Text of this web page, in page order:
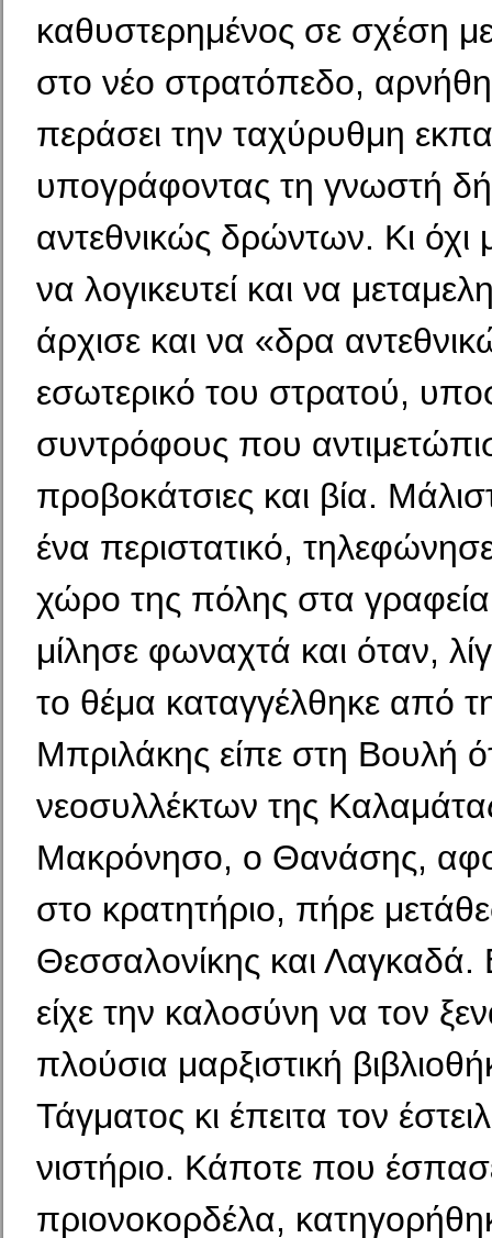
καθυστε­ρημένος σε σχέση
στο νέο στρατόπεδο,
περάσει την ταχύρυθμη
υπογράφοντας τη γνωστή
αντεθνικώς δρώντων. Κι όχι
να λογικευτεί και να
άρχισε και να «δρα
εσωτερικό του στρατού,
συντρόφους που
προβοκάτσιες και βία.
ένα περιστατικό,
χώρο της πόλης στα
μίλησε φωναχτά και όταν,
το θέμα καταγγέλθηκε από
Μπριλάκης είπε στη Βουλή
νεοσυλλέκτων της
Μακρόνησο, ο Θανάσης,
στο κρατητήριο, πήρε
Θεσσαλονίκης και Λαγκαδά.
είχε την καλοσύνη να τον
πλούσια μαρξιστική
Τάγματος κι έπειτα τον
νιστήριο. Κάποτε που
πριονοκορδέλα,